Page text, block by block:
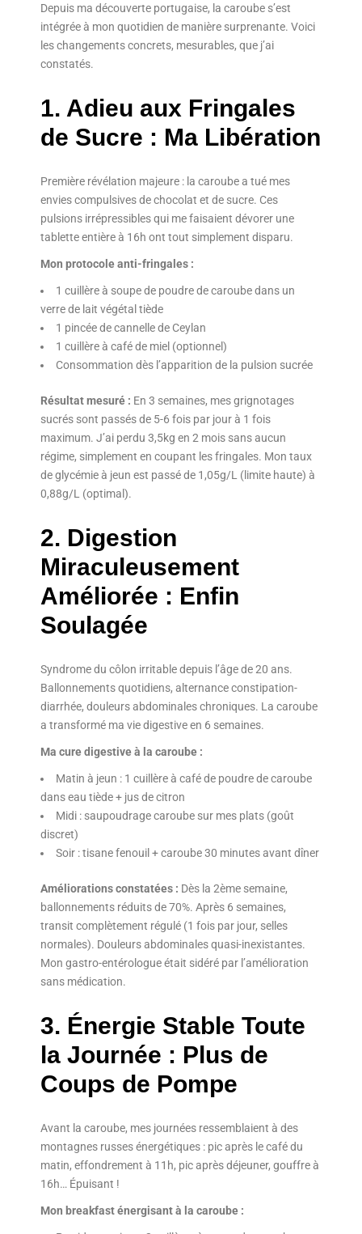
Depuis ma découverte portugaise, la caroube s’est
intégrée à mon quotidien de manière surprenante. Voici
les changements concrets, mesurables, que j’ai
constatés.
1. Adieu aux Fringales
de Sucre : Ma Libération
Première révélation majeure : la caroube a tué mes
envies compulsives de chocolat et de sucre. Ces
pulsions irrépressibles qui me faisaient dévorer une
tablette entière à 16h ont tout simplement disparu.
Mon protocole anti-fringales :
1 cuillère à soupe de poudre de caroube dans un
verre de lait végétal tiède
1 pincée de cannelle de Ceylan
1 cuillère à café de miel (optionnel)
Consommation dès l’apparition de la pulsion sucrée
Résultat mesuré : En 3 semaines, mes grignotages
sucrés sont passés de 5-6 fois par jour à 1 fois
maximum. J’ai perdu 3,5kg en 2 mois sans aucun
régime, simplement en coupant les fringales. Mon taux
de glycémie à jeun est passé de 1,05g/L (limite haute) à
0,88g/L (optimal).
2. Digestion
Miraculeusement
Améliorée : Enfin
Soulagée
Syndrome du côlon irritable depuis l’âge de 20 ans.
Ballonnements quotidiens, alternance constipation-
diarrhée, douleurs abdominales chroniques. La caroube
a transformé ma vie digestive en 6 semaines.
Ma cure digestive à la caroube :
Matin à jeun : 1 cuillère à café de poudre de caroube
dans eau tiède + jus de citron
Midi : saupoudrage caroube sur mes plats (goût
discret)
Soir : tisane fenouil + caroube 30 minutes avant dîner
Améliorations constatées : Dès la 2ème semaine,
ballonnements réduits de 70%. Après 6 semaines,
transit complètement régulé (1 fois par jour, selles
normales). Douleurs abdominales quasi-inexistantes.
Mon gastro-entérologue était sidéré par l’amélioration
sans médication.
3. Énergie Stable Toute
la Journée : Plus de
Coups de Pompe
Avant la caroube, mes journées ressemblaient à des
montagnes russes énergétiques : pic après le café du
matin, effondrement à 11h, pic après déjeuner, gouffre à
16h… Épuisant !
Mon breakfast énergisant à la caroube :